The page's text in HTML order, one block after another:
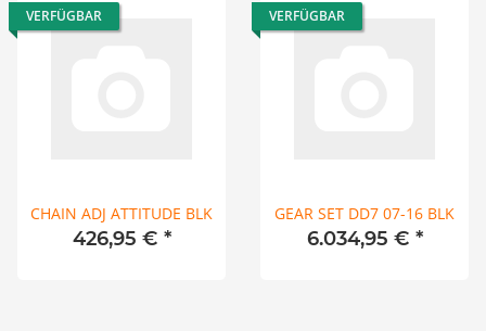
VERFÜGBAR
CHAIN ADJ ATTITUDE BLK
426,95 € *
VERFÜGBAR
GEAR SET DD7 07-16 BLK
6.034,95 € *